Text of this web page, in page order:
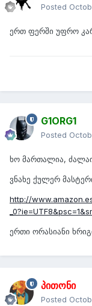
Posted
ერთ ფერში უფრო
G1ORG1
Posted
ხო მართალია,
ვნახე ქულერ
http://
ერთი ორასიანი
პითონი
Posted